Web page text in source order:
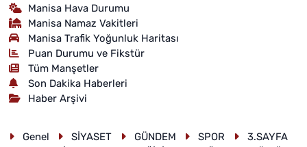
Manisa Hava Durumu
Manisa Namaz Vakitleri
Manisa Trafik Yoğunluk Haritası
Puan Durumu ve Fikstür
Tüm Manşetler
Son Dakika Haberleri
Haber Arşivi
Genel SİYASET GÜNDEM SPOR
3.SAYFA